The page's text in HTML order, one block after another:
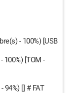
- 100%) [USB
100%) [TOM -
94%) [] # FAT